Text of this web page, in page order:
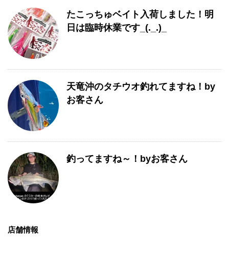
たこっちゅベイト入荷しました！明
日は臨時休業です_(._.)_
天竜沖のタチウオ釣れてますね！by
お客さん
釣ってますね～！byお客さん
店舗情報